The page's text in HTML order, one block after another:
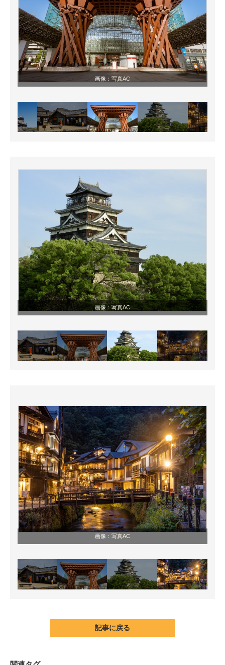
画像： 写真AC
画像：写真AC
画像： 写真AC
記事に戻る